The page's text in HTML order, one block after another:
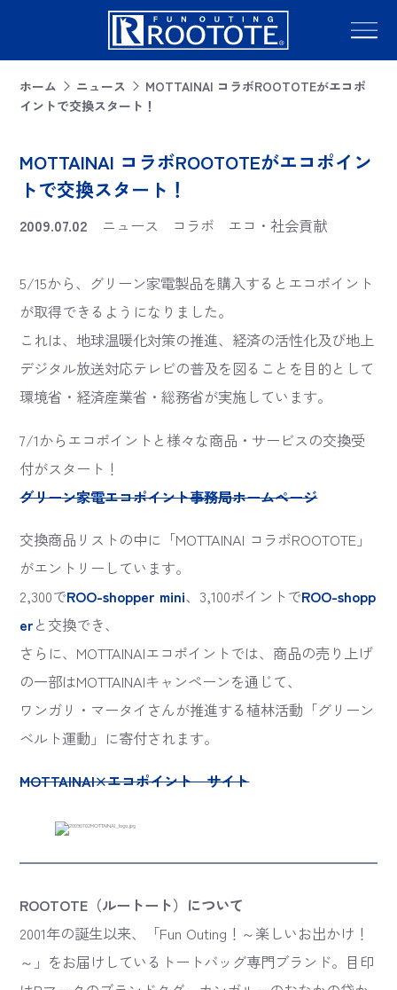
ホーム ニュース
MOTTAINAI コラボROOTOTEがエコポ
イントで交換スタート！
MOTTAINAI コラボROOTOTEがエコポイン
トで交換スタート！
2009.07.02 ニュース コラボ エコ・社会貢献
5/15から、グリーン家電製品を購入するとエコポイント
が取得できるようになりました。
これは、地球温暖化対策の推進、経済の活性化及び地上
デジタル放送対応テレビの普及を図ることを目的として
環境省・経済産業省・総務省が実施しています。
7/1からエコポイントと様々な商品・サービスの交換受
付がスタート！
グリーン家電エコポイント事務局ホームページ
交換商品リストの中に「MOTTAINAI コラボROOTOTE」
がエントリーしています。
2,300でROO-shopper mini、3,100ポイントでROO-shopp
erと交換でき、
さらに、MOTTAINAIエコポイントでは、商品の売り上げ
の一部はMOTTAINAIキャンペーンを通じて、
ワンガリ・マータイさんが推進する植林活動「グリーン
ベルト運動」に寄付されます。
MOTTAINAI×エコポイント サイト
ROOTOTE（ルートート）について
2001年の誕生以来、「Fun Outing！～楽しいお出かけ！
～」をお届けしているトートバッグ専門ブランド。目印